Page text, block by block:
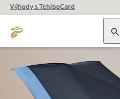
Výhody s TchiboCard